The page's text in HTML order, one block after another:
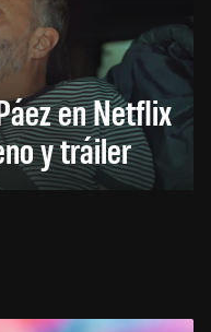
en Netflix
y tráiler